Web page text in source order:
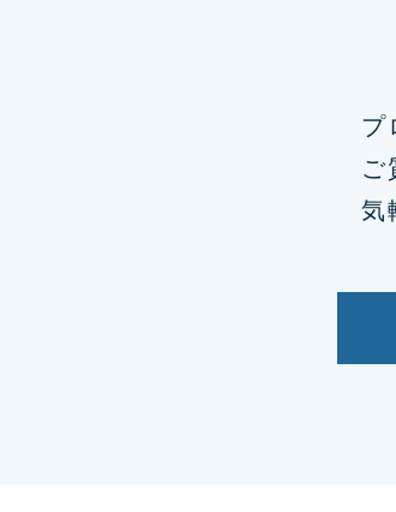
プ
ご
気